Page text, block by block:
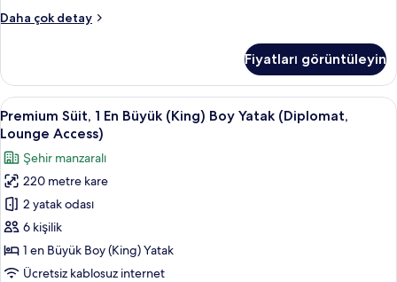
Daha çok detay
Premium
Access)
hakkında
daha
fazla
detay
Fiyatları görüntüleyin
Premium
Süit,
En
Büyük
(King)
Boy
Yatak
(Diplomat,
Premium Süit, 1 En Büyük (King)
8
Premium Süit, 1 En Büyük (King) Boy Yatak (Diplomat,
Lounge Access)
Şehir manzaralı
220 metre kare
2 yatak odası
6 kişilik
1 en Büyük Boy (King) Yatak
Ücretsiz kablosuz internet